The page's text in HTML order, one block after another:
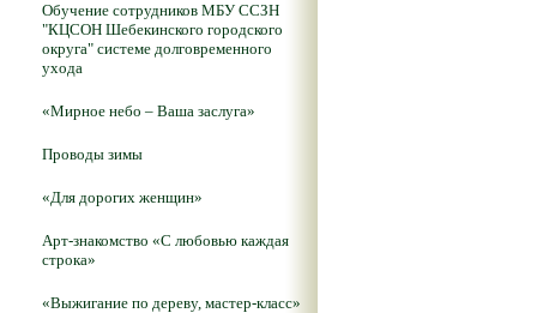
Обучение сотрудников МБУ ССЗН
"КЦСОН Шебекинского городского
округа" системе долговременного
ухода
«Мирное небо – Ваша заслуга»
Проводы зимы
«Для дорогих женщин»
Арт-знакомство «С любовью каждая
строка»
«Выжигание по дереву, мастер-класс»